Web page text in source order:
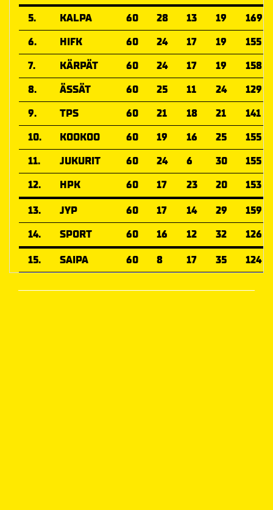
5.
KALPA 60 28 13 19
169
6.
HIFK 60 24 17 19
155
7.
KÄRPÄT 60 24 17 19
158
8.
ÄSSÄT 60 25 11 24
129
9.
TPS 60 21 18 21
141
10.
KOOKOO 60 19 16 25
155
11.
JUKURIT 60 24 6 30
155
12.
HPK 60 17 23 20
153
13.
JYP 60 17 14 29
159
14.
SPORT 60 16 12 32
126
15.
SAIPA 60 8 17 35 124